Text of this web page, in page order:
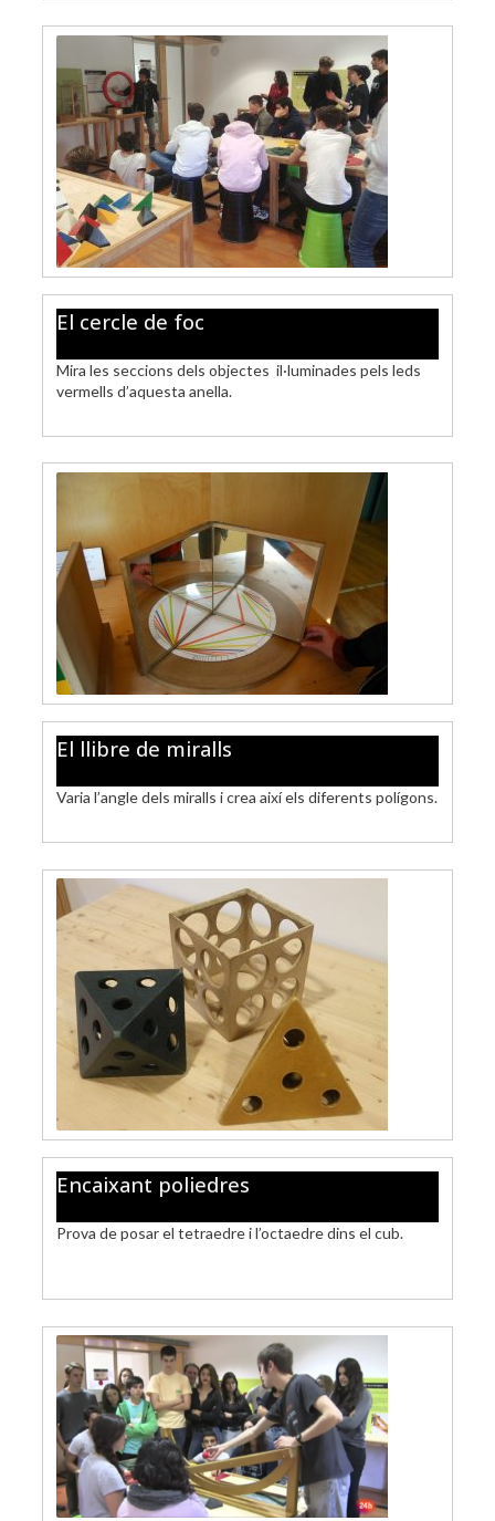
El cercle de foc
Mira les seccions dels objectes il·luminades pels leds
vermells d’aquesta anella.
El llibre de miralls
Varia l’angle dels miralls i crea així els diferents polígons.
Encaixant poliedres
Prova de posar el tetraedre i l’octaedre dins el cub.